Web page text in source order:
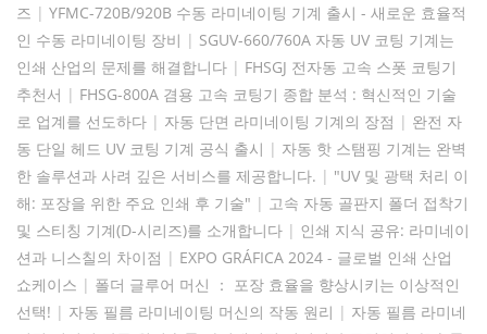
즈 | YFMC-720B/920B 수동 라미네이팅 기계 출시 - 새로운 효율적
인 수동 라미네이팅 장비 | SGUV-660/760A 자동 UV 코팅 기계는
인쇄 산업의 문제를 해결합니다 | FHSGJ 전자동 고속 스폿 코팅기
추천서 | FHSG-800A 겸용 고속 코팅기 종합 분석 : 혁신적인 기술
로 업계를 선도하다 | 자동 단면 라미네이팅 기계의 장점 | 완전 자
동 단일 헤드 UV 코팅 기계 공식 출시 | 자동 핫 스탬핑 기계는 완벽
한 솔루션과 사려 깊은 서비스를 제공합니다. | "UV 및 광택 처리 이
해: 포장을 위한 주요 인쇄 후 기술" | 고속 자동 골판지 폴더 접착기
및 스티칭 기계(D-시리즈)를 소개합니다 | 인쇄 지식 공유: 라미네이
션과 니스칠의 차이점 | EXPO GRÁFICA 2024 - 글로벌 인쇄 산업
쇼케이스 | 폴더 글루어 머신 ： 포장 효율을 향상시키는 이상적인
선택! | 자동 필름 라미네이팅 머신의 작동 원리 | 자동 필름 라미네